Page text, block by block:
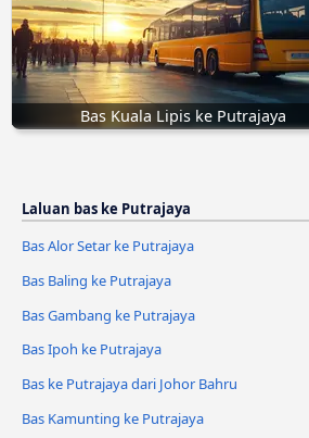
Bas Kuala Lipis ke Putrajaya
Laluan bas ke Putrajaya
Bas Alor Setar ke Putrajaya
Bas Baling ke Putrajaya
Bas Gambang ke Putrajaya
Bas Ipoh ke Putrajaya
Bas ke Putrajaya dari Johor Bahru
Bas Kamunting ke Putrajaya